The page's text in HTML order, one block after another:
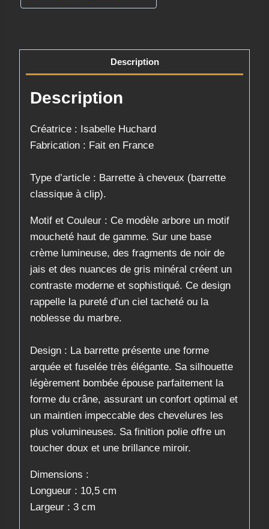
Description
Description
Créatrice : Isabelle Huchard
​Fabrication : Fait en France
Type d’article : Barrette à cheveux (barrette
classique à clip).
​Motif et Couleur : Ce modèle arbore un motif
moucheté haut de gamme. Sur une base
crème lumineuse, des fragments de noir de
jais et des nuances de gris minéral créent un
contraste moderne et sophistiqué. Ce design
rappelle la pureté d’un ciel tacheté ou la
noblesse du marbre.
Design : La barrette présente une forme
arquée et fuselée très élégante. Sa silhouette
légèrement bombée épouse parfaitement la
forme du crâne, assurant un confort optimal et
un maintien impeccable des chevelures les
plus volumineuses. Sa finition polie offre un
toucher doux et une brillance miroir.
​Dimensions :
Longueur : 10,5 cm
Largeur : 3 cm